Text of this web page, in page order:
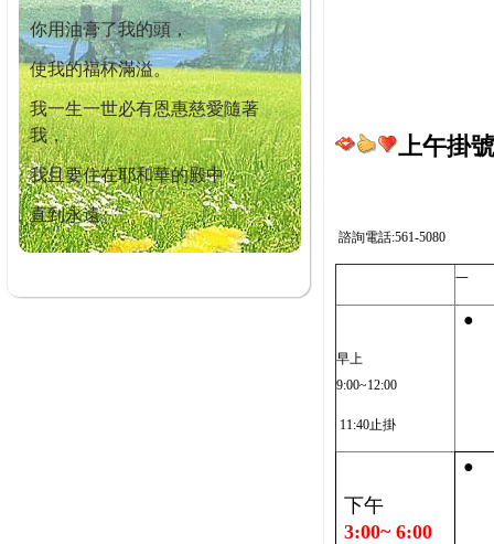
你用油膏了我的頭，
使我的福杯滿溢。
我一生一世必有恩惠慈愛隨著
我，
我且要住在耶和華的殿中，
直到永遠。
上午掛
諮詢電話:561-5080
一
早上
9:00~12:00
11:40止掛
●
下午
3:00~ 6:00
●